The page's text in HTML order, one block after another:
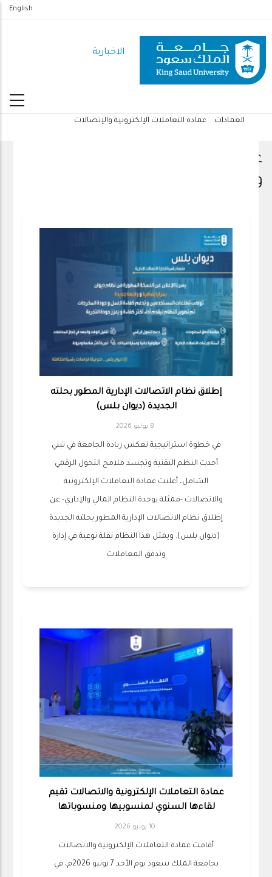
المحتوى
الرئيسي
English
الاخبارية
العمادات عمادة التعاملات الإلكترونية والإتصالات
عمادة التعاملات الإلكترونية
والإتصالات
إطلاق نظام الاتصالات الإدارية المطور بحلته
الجديدة (ديوان بلس)
8 يوليو 2026
في خطوة استراتيجية تعكس ريادة الجامعة في تبني
أحدث النظم التقنية وتجسد ملامح التحول الرقمي
الشامل، أعلنت عمادة التعاملات الإلكترونية
والاتصالات -ممثلة بوحدة النظام المالي والإداري- عن
إطلاق نظام الاتصالات الإدارية المطور بحلته الجديدة
(ديوان بلس). ويمثل هذا النظام نقلة نوعية في إدارة
وتدفق المعاملات
عمادة التعاملات الإلكترونية والاتصالات تقيم
لقاءها السنوي لمنسوبيها ومنسوباتها
10 يونيو 2026
أقامت عمادة التعاملات الإلكترونية والاتصالات
بجامعة الملك سعود يوم الأحد 7 يونيو 2026م، في